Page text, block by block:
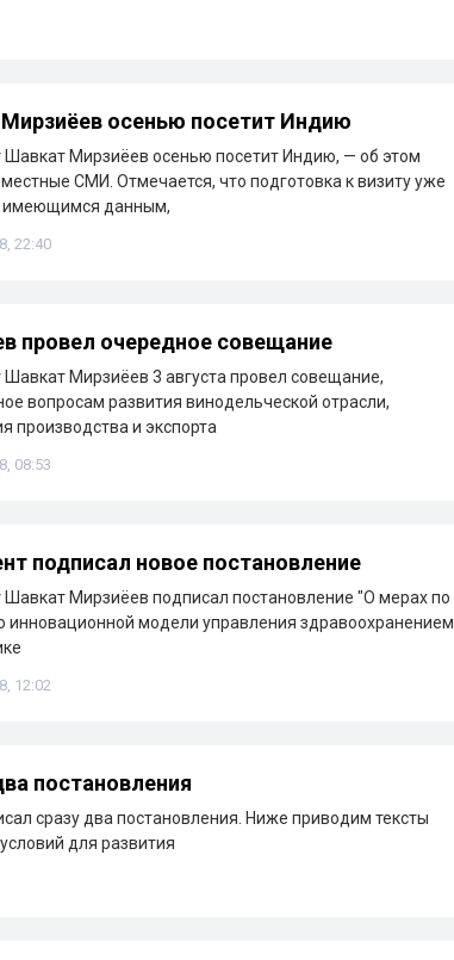
осенью посетит Индию
Шавкат Мирзиёев осенью посетит Индию, — об этом
СМИ. Отмечается, что подготовка к визиту уже
имеющимся данным,
22:40
провел очередное совещание
Шавкат Мирзиёев 3 августа провел совещание,
вопросам развития винодельческой отрасли,
производства и экспорта
08:53
подписал новое постановление
Шавкат Мирзиёев подписал постановление "О мерах по
инновационной модели управления здравоохранением
12:02
постановления
сразу два постановления. Ниже приводим тексты
для развития